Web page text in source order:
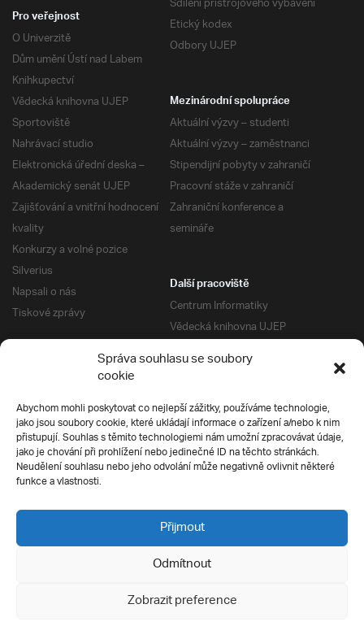
Správa souhlasu se soubory
cookie
Abychom mohli poskytovat co nejlepší zážitky, používáme technologie,
jako jsou soubory cookie, které ukládají informace o zařízení a/nebo k nim
přistupují. Souhlas s těmito technologiemi nám umožní zpracovávat údaje,
jako je chování při prohlížení nebo jedinečné ID na těchto stránkách.
Neudělení souhlasu nebo jeho odvolání může negativně ovlivnit některé
funkce a vlastnosti.
Přijmout
Odmítnout
Zobrazit preference
Etický kodex
Odbory UJEP
Pro veřejnost
O Univerzitě
Dům umění Ústí nad Labem
Knihkupectví
Vědecká knihovna UJEP
Sportoviště
Nahrávací studio
Elektronická úřední deska –
Akademický senát UJEP
Zajišťování a vnitřní hodnocení
kvality
Konkurzy a volné pozice
Silverius
Napsali o nás
Tiskové zprávy
Mezinárodní spolupráce
Aktuální výzvy – studenti
Aktuální výzvy – zaměstnanci
Stipendijní pobyty v zahraničí
Pracovní stáže v zahraničí
Zahraniční konference a
semináře
Další pracoviště
Centrum Informatiky
Vědecká knihovna UJEP
Správa kolejí a menz
Univerzitní centrum podpory
Silverius
Pro uchazeče
Přijímací řízení
E-prihlaska
Přípravné kurzy
Ochrana soukromí
Všechna práva vyhrazena